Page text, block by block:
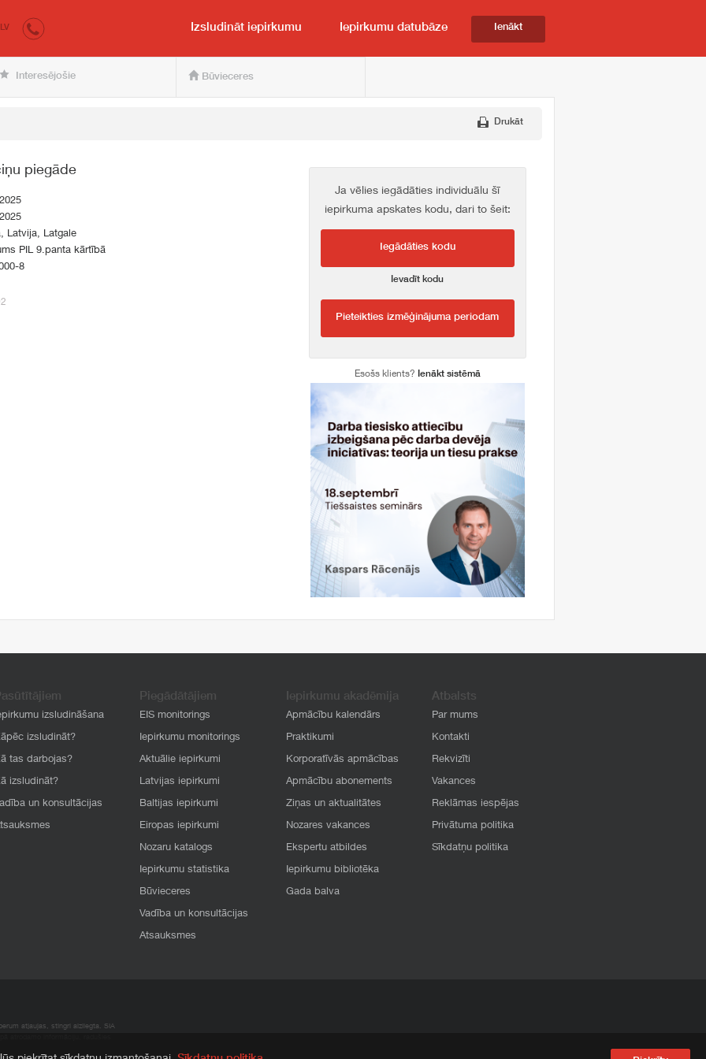
pircējam un pārdevējam
LV Izsludināt iepirkumu Iepirkumu datubāze Ienākt
Interesējošie Būvieceres
Drukāt
piegāde
Latvija, Latgale
PIL 9.panta kārtībā
8
Ja vēlies iegādāties individuālu šī
iepirkuma apskates kodu, dari to šeit:
Iegādāties kodu
Ievadīt kodu
Pieteikties izmēģinājuma periodam
Esošs klients? Ienākt sistēmā
izsludināšana
izsludināt?
tas darbojas?
izsludināt?
un konsultācijas
Piegādātājiem
EIS monitorings
Iepirkumu monitorings
Aktuālie iepirkumi
Latvijas iepirkumi
Baltijas iepirkumi
Eiropas iepirkumi
Nozaru katalogs
Iepirkumu statistika
Būvieceres
Vadība un konsultācijas
Atsauksmes
Iepirkumu akadēmija
Apmācību kalendārs
Praktikumi
Korporatīvās apmācības
Apmācību abonements
Ziņas un aktualitātes
Nozares vakances
Ekspertu atbildes
Iepirkumu bibliotēka
Gada balva
Atbalsts
Par mums
Kontakti
Rekvizīti
Vakances
Reklāmas iespējas
Privātuma politika
Sīkdatņu politika
atļaujas, stingri aizliegta. SIA